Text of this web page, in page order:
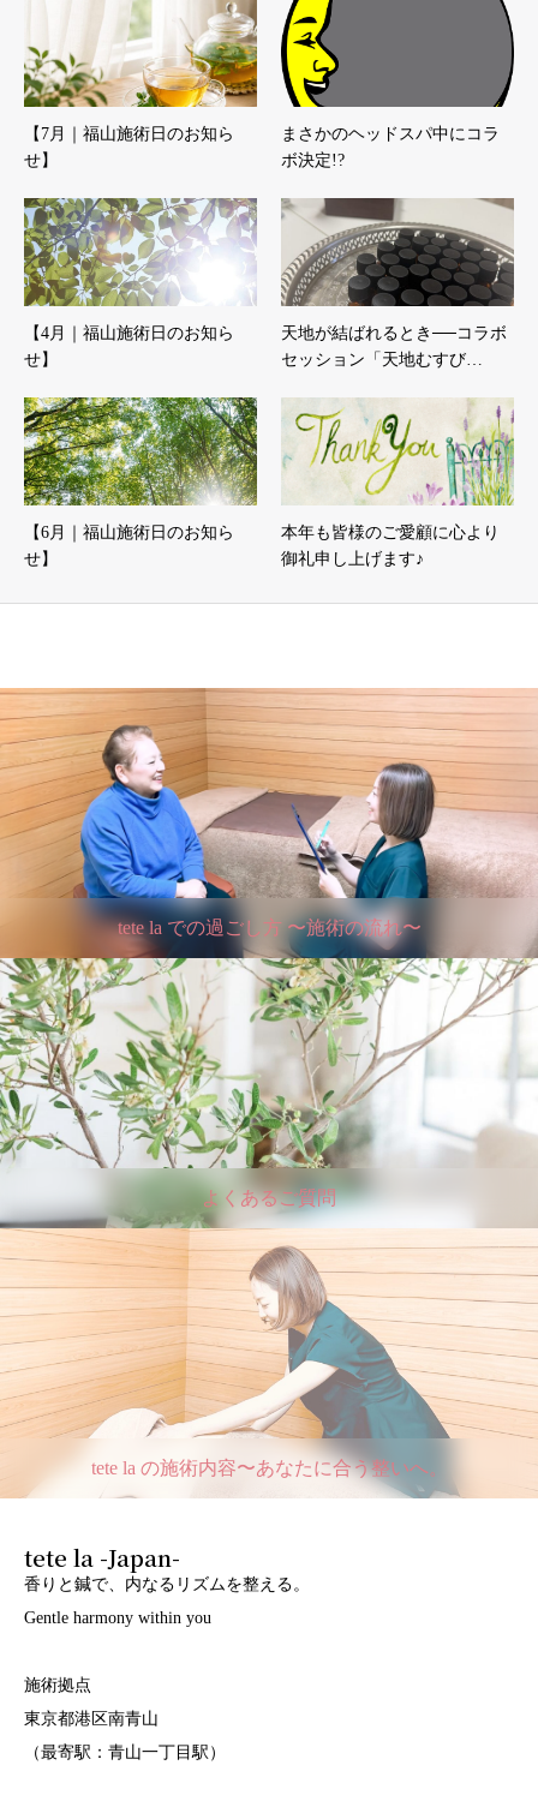
【7月｜福山施術日のお知ら
せ】
まさかのヘッドスパ中にコラ
ボ決定!?
【4月｜福山施術日のお知ら
せ】
天地が結ばれるとき──コラボ
セッション「天地むすび…
【6月｜福山施術日のお知ら
せ】
本年も皆様のご愛顧に心より
御礼申し上げます♪
tete la での過ごし方 〜施術の流れ〜
よくあるご質問
tete la の施術内容〜あなたに合う整いへ。
tete la -Japan-
香りと鍼で、内なるリズムを整える。
Gentle harmony within you
施術拠点
東京都港区南青山
（最寄駅：青山一丁目駅）